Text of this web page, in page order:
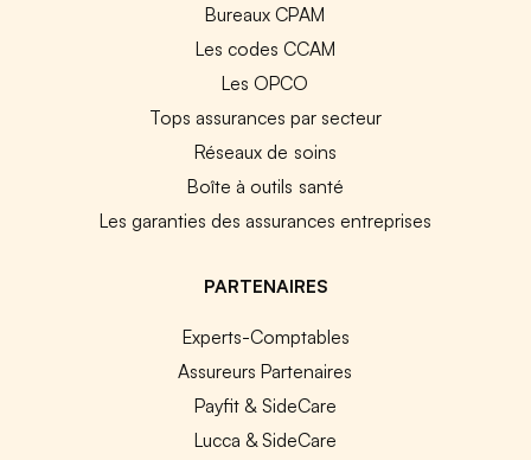
Bureaux CPAM
Les codes CCAM
Les OPCO
Tops assurances par secteur
Réseaux de soins
Boîte à outils santé
Les garanties des assurances entreprises
PARTENAIRES
Experts-Comptables
Assureurs Partenaires
Payfit & SideCare
Lucca & SideCare